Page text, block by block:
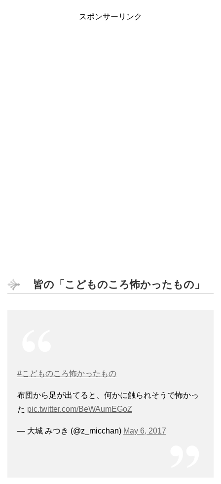
スポンサーリンク
皆の「こどものころ怖かったもの」
#こどものころ怖かったもの
布団から足が出てると、何かに触られそうで怖かっ
た pic.twitter.com/BeWAumEGoZ
— 大城 みつき (@z_micchan) May 6, 2017